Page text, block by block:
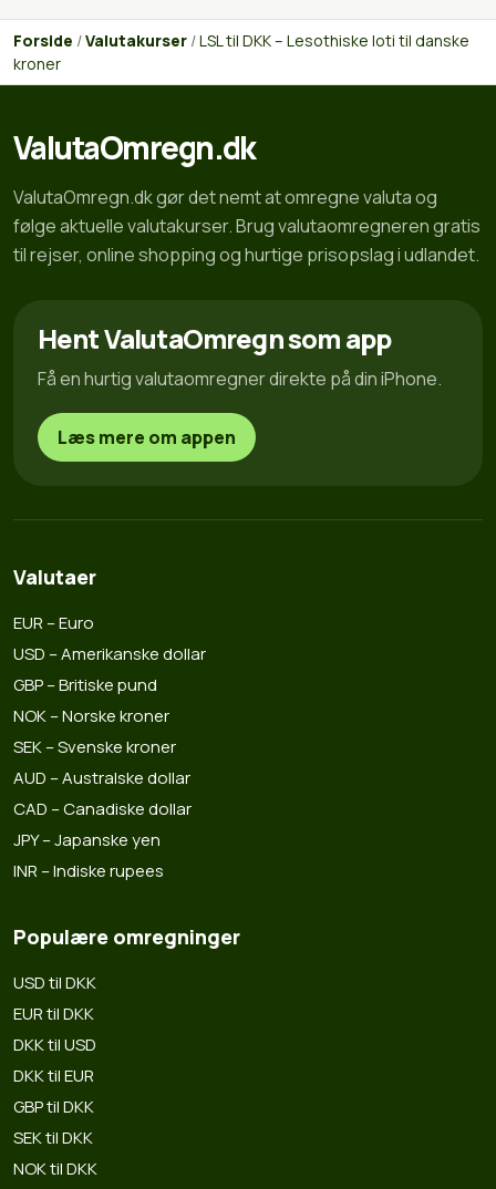
Forside /Valutakurser /LSL til DKK – Lesothiske loti til danske
kroner
ValutaOmregn.dk
ValutaOmregn.dk gør det nemt at omregne valuta og
følge aktuelle valutakurser. Brug valutaomregneren gratis
til rejser, online shopping og hurtige prisopslag i udlandet.
Hent ValutaOmregn som app
Få en hurtig valutaomregner direkte på din iPhone.
Læs mere om appen
Valutaer
EUR – Euro
USD – Amerikanske dollar
GBP – Britiske pund
NOK – Norske kroner
SEK – Svenske kroner
AUD – Australske dollar
CAD – Canadiske dollar
JPY – Japanske yen
INR – Indiske rupees
Populære omregninger
USD til DKK
EUR til DKK
DKK til USD
DKK til EUR
GBP til DKK
SEK til DKK
NOK til DKK